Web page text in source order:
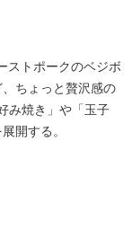
ストポークのベジボ
ちょっと贅沢感の
み焼き」や「玉子
開する。